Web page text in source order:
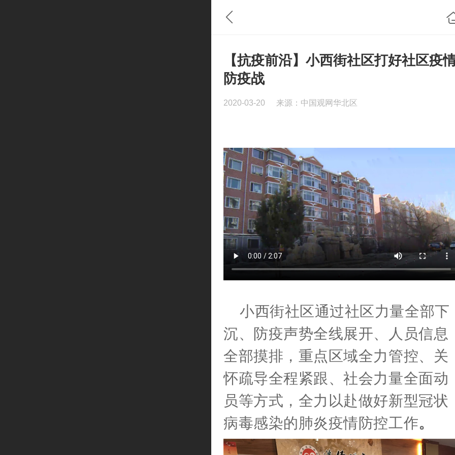
【抗疫前沿】小西街社区打好社区疫
防疫战
2020-03-20 来源：中国观网华北区
小西街社区通过社区力量全部下
沉、防疫声势全线展开、人员信息
全部摸排，重点区域全力管控、关
怀疏导全程紧跟、社会力量全面动
员等方式，全力以赴做好新型冠状
病毒感染的肺炎疫情防控工作。